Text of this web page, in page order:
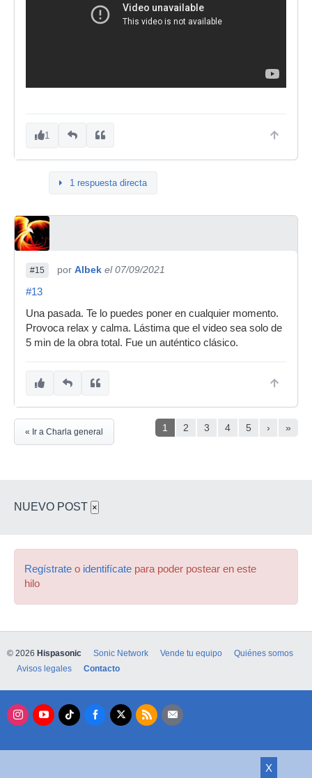
1
1 respuesta directa
#15 por Albek el 07/09/2021
#13
Una pasada. Te lo puedes poner en cualquier momento.
Provoca relax y calma. Lástima que el video sea solo de
5 min de la obra total. Fue un auténtico clásico.
1 2 3 4 5 › »
« Ir a Charla general
NUEVO POST ×
Regístrate o identifícate para poder postear en este
hilo
X
© 2026 Hispasonic Sonic Network Vende tu equipo
Quiénes somos
Avisos legales
Contacto